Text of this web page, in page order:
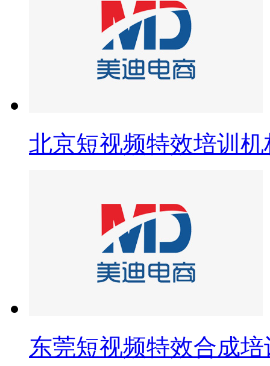
北京短视频特效培训机
东莞短视频特效合成培